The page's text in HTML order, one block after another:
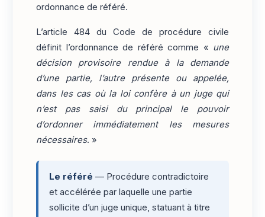
ordonnance de référé.
L’article 484 du Code de procédure civile
définit l’ordonnance de référé comme « une
décision provisoire rendue à la demande
d’une partie, l’autre présente ou appelée,
dans les cas où la loi confère à un juge qui
n’est pas saisi du principal le pouvoir
d’ordonner immédiatement les mesures
nécessaires. »
Le référé — Procédure contradictoire
et accélérée par laquelle une partie
sollicite d’un juge unique, statuant à titre